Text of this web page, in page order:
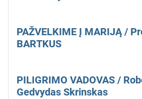
PAŽVELKIME Į MARIJĄ /
BARTKUS
PILIGRIMO VADOVAS /
Gedvydas Skrinskas